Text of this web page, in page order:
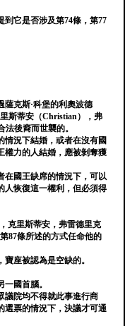
它是否涉及第74條，第77
薩克斯·科堡的利奧波德
里斯蒂安（Christian），弗
後裔而世襲的。
情況下結婚，或者在沒有國
權力的人結婚，應被剝奪獲
在國王缺席的情況下，可以
人恢復這一權利，但必須得
克里斯蒂安，弗雷德里克
87條所述的方式任命他的
座被認為是空缺的。
國首腦。
議院均不得就此事進行商
選票的情況下，決議才可通